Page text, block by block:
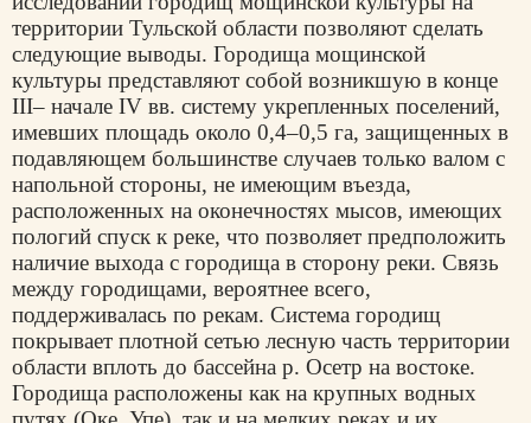
территории Тульской области позволяют сделать
следующие выводы. Городища мощинской
культуры представляют собой возникшую в конце
III– начале IV вв. систему укрепленных поселений,
имевших площадь около 0,4–0,5 га, защищенных в
подавляющем большинстве случаев только валом с
напольной стороны, не имеющим въезда,
расположенных на оконечностях мысов, имеющих
пологий спуск к реке, что позволяет предположить
наличие выхода с городища в сторону реки. Связь
между городищами, вероятнее всего,
поддерживалась по рекам. Система городищ
покрывает плотной сетью лесную часть территории
области вплоть до бассейна р. Осетр на востоке.
Городища расположены как на крупных водных